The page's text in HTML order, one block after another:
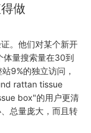
做
。他们对某个新开
体量搜索量在30到
9%的独立访问，
rattan tissue
box"的用户更清
总量庞大，而且转